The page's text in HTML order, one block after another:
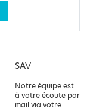
SAV
Notre équipe est
à votre écoute par
mail via votre